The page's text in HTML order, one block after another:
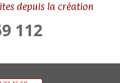
depuis la création
112